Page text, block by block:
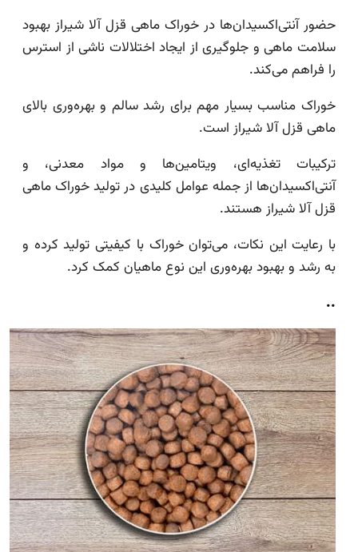
حضور آنتی‌اکسیدان‌ها در خوراک ماهی قزل آلا شیراز بهبود
سلامت ماهی و جلوگیری از ایجاد اختلالات ناشی از استرس
را فراهم می‌کند.
خوراک مناسب بسیار مهم برای رشد سالم و بهره‌وری بالای
ماهی قزل آلا شیراز است.
ترکیبات تغذیه‌ای، ویتامین‌ها و مواد معدنی، و
آنتی‌اکسیدان‌ها از جمله عوامل کلیدی در تولید خوراک ماهی
قزل آلا شیراز هستند.
با رعایت این نکات، می‌توان خوراک با کیفیتی تولید کرده و
به رشد و بهبود بهره‌وری این نوع ماهیان کمک کرد.
..